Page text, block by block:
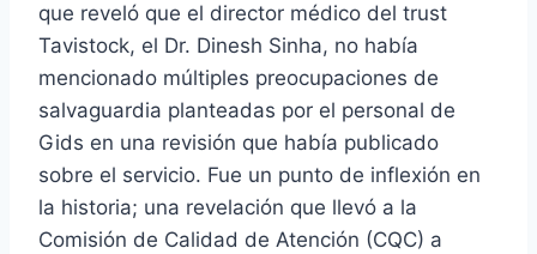
que reveló que el director médico del trust
Tavistock, el Dr. Dinesh Sinha, no había
mencionado múltiples preocupaciones de
salvaguardia planteadas por el personal de
Gids en una revisión que había publicado
sobre el servicio. Fue un punto de inflexión en
la historia; una revelación que llevó a la
Comisión de Calidad de Atención (CQC) a